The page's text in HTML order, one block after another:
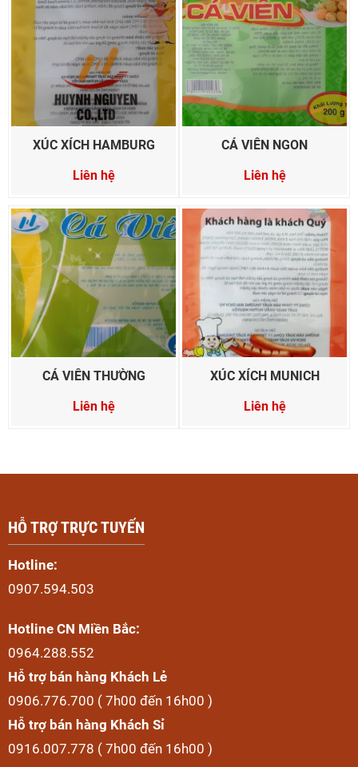
XÚC XÍCH HAMBURG
Liên hệ
CÁ VIÊN NGON
Liên hệ
CÁ VIÊN THƯỜNG
Liên hệ
XÚC XÍCH MUNICH
Liên hệ
HỖ TRỢ TRỰC TUYẾN
Hotline:
0907.594.503
Hotline CN Miền Bắc:
0964.288.552
Hỗ trợ bán hàng Khách Lẻ
0906.776.700 ( 7h00 đến 16h00 )
Hỗ trợ bán hàng Khách Sỉ
0916.007.778 ( 7h00 đến 16h00 )